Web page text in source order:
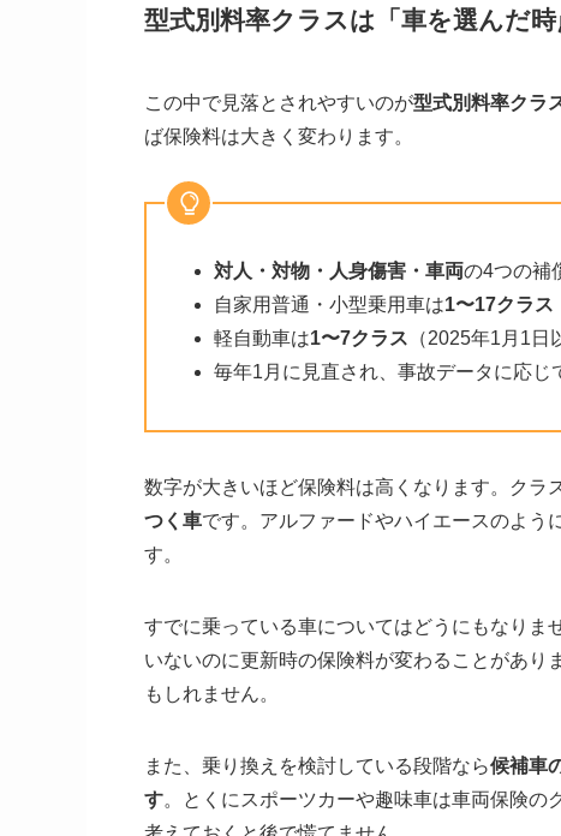
型式別料率クラスは「車を選んだ
この中で見落とされやすいのが型式別料率クラ
ば保険料は大きく変わります。
対人・対物・人身傷害・車両の4つの補
自家用普通・小型乗用車は1〜17クラス
軽自動車は1〜7クラス （2025年1月1日
毎年1月に見直され、事故データに応じ
数字が大きいほど保険料は高くなります。クラ
つく車です。アルファードやハイエースのよう
す。
すでに乗っている車についてはどうにもなりま
いないのに更新時の保険料が変わることがあ
もしれません。
また、乗り換えを検討している段階なら候補車
す。とくにスポーツカーや趣味車は車両保険の